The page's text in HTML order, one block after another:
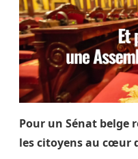
Pour un Sénat belge
les citoyens au cœur